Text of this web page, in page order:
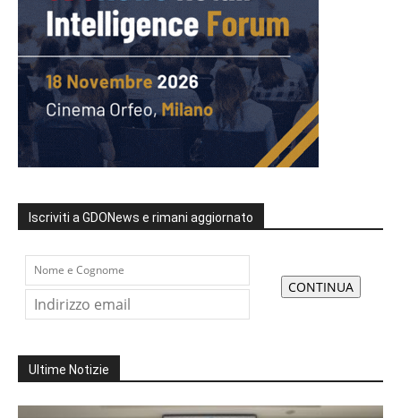
Iscriviti a GDONews e rimani aggiornato
Ultime Notizie